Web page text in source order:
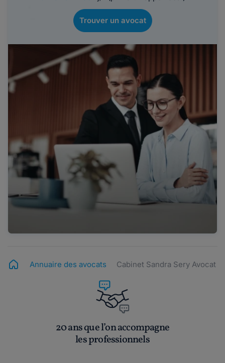
Trouver un avocat
Annuaire des avocats Cabinet Sandra Sery Avocat
20 ans que l’on accompagne
les professionnels